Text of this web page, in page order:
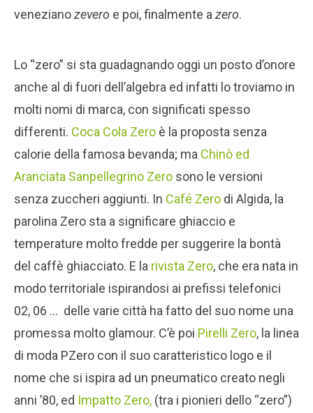
venezianozevero e poi, finalmente a zero.
Lo “zero” si sta guadagnando oggi un posto d’onore
anche al di fuori dell’algebra ed infatti lo troviamo in
molti nomi di marca, con significati spesso
differenti. Coca Cola Zero è la proposta senza
calorie della famosa bevanda; ma Chinò ed
Aranciata Sanpellegrino Zero sono le versioni
senza zuccheri aggiunti. In Café Zero di Algida, la
parolina Zero sta a significare ghiaccio e
temperature molto fredde per suggerire la bontà
del caffè ghiacciato. E la rivista Zero, che era nata in
modo territoriale ispirandosi ai prefissi telefonici
02, 06 … delle varie città ha fatto del suo nome una
promessa molto glamour. C’è poi Pirelli Zero, la linea
di moda PZero con il suo caratteristico logo e il
nome che si ispira ad un pneumatico creato negli
anni ’80, ed Impatto Zero, (tra i pionieri dello “zero”)